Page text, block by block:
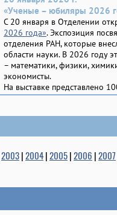
«Ученые – юбиляры 2026
С 20 января в Отделении
2026 года». Экспозиция
отделения РАН, которые
области науки. В 2026 году
– математики, физики,
экономисты.
На выставке представлено
2003|2004|2005|2006 |2007